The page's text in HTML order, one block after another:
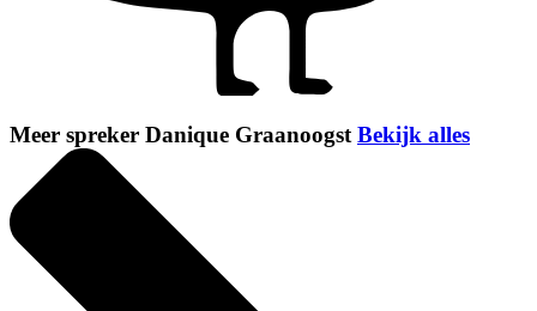
Meer spreker Danique GraanoogstBekijk alles